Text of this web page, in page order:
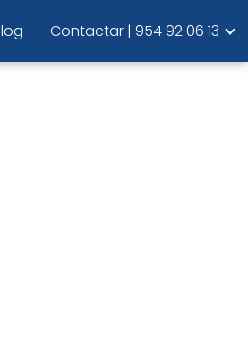
Contactar | 954 92 06 13